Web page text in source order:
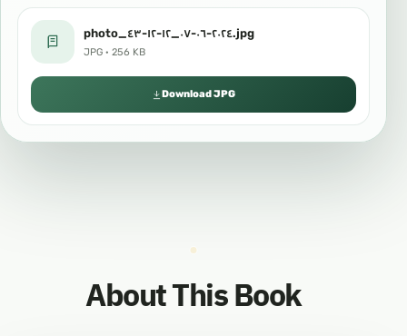
photo_٢٠٢٤-٠٦-٠٧_١٢-١٢-٤٣.jpg
JPG · 256 KB
Download JPG
About This Book